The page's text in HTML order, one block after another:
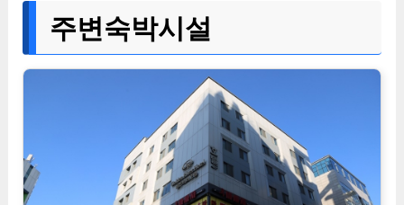
주변숙박시설